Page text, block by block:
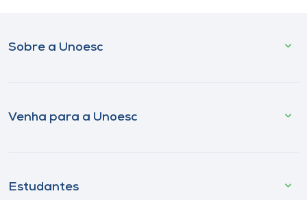
Sobre a Unoesc
Venha para a Unoesc
Estudantes